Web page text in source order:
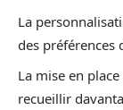
La
des préférences
La mise en
recueillir